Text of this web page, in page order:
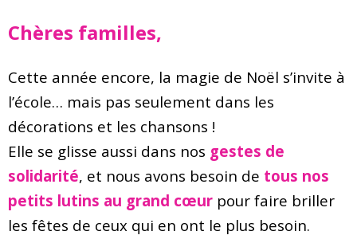
Chères familles,
Cette année encore, la magie de Noël s’invite à
l’école… mais pas seulement dans les
décorations et les chansons !
Elle se glisse aussi dans nos gestes de
solidarité, et nous avons besoin de tous nos
petits lutins au grand cœur pour faire briller
les fêtes de ceux qui en ont le plus besoin.